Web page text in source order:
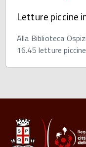
Letture piccine
Alla Biblioteca
16.45 letture